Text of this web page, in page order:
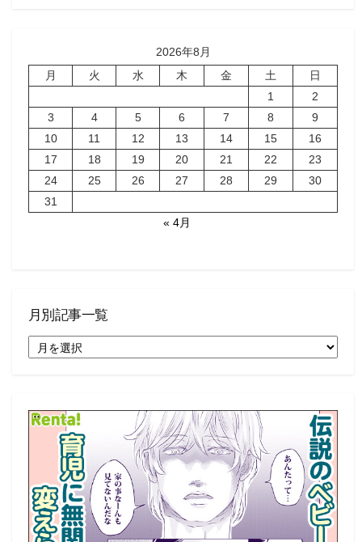
2026年8月
月
火 水 木 金 土
日
1
2
3
4 5 6 7 8
9
10
11 12 13 14 15
16
17
18 19 20 21 22
23
24
25 26 27 28 29
30
31
« 4月
月別記事一覧
別
覧